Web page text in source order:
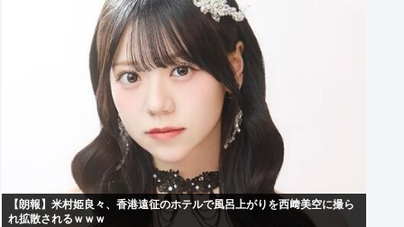
【朗報】米村姫良々、香港遠征のホテルで風呂上がりを西﨑美空に撮ら
れ拡散されるｗｗｗ